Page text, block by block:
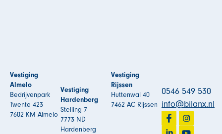
Vestiging
Almelo
Bedrijvenpark
Twente 423
7602 KM Almelo
Vestiging
Hardenberg
Stelling 7
7773 ND
Hardenberg
Vestiging
Rijssen
Huttenwal 40
7462 AC Rijssen
0546 549 530
info@bilanx.nl